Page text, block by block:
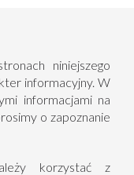
niniejszego
informacyjny. W
informacjami na
o zapoznanie
korzystać z